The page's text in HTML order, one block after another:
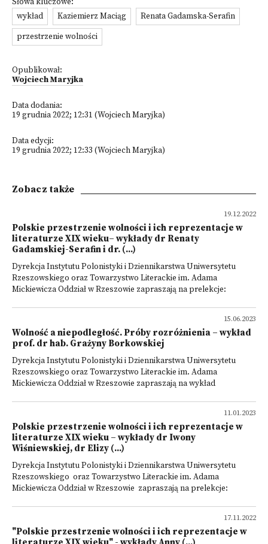
Słowa kluczowe:
wykład
Kaziemierz Maciąg
Renata Gadamska-Serafin
przestrzenie wolności
Opublikował:
Wojciech Maryjka
Data dodania:
19 grudnia 2022; 12:31 (Wojciech Maryjka)
Data edycji:
19 grudnia 2022; 12:33 (Wojciech Maryjka)
Zobacz także
19.12.2022
Polskie przestrzenie wolności i ich reprezentacje w
literaturze XIX wieku– wykłady dr Renaty
Gadamskiej-Serafin i dr. (...)
Dyrekcja Instytutu Polonistyki i Dziennikarstwa Uniwersytetu
Rzeszowskiego oraz Towarzystwo Literackie im. Adama
Mickiewicza Oddział w Rzeszowie zapraszają na prelekcje:
15.06.2023
Wolność a niepodległość. Próby rozróżnienia – wykład
prof. dr hab. Grażyny Borkowskiej
Dyrekcja Instytutu Polonistyki i Dziennikarstwa Uniwersytetu
Rzeszowskiego oraz Towarzystwo Literackie im. Adama
Mickiewicza Oddział w Rzeszowie zapraszają na wykład
11.01.2023
Polskie przestrzenie wolności i ich reprezentacje w
literaturze XIX wieku – wykłady dr Iwony
Wiśniewskiej, dr Elizy (...)
Dyrekcja Instytutu Polonistyki i Dziennikarstwa Uniwersytetu
Rzeszowskiego oraz Towarzystwo Literackie im. Adama
Mickiewicza Oddział w Rzeszowie zapraszają na prelekcje:
17.11.2022
"Polskie przestrzenie wolności i ich reprezentacje w